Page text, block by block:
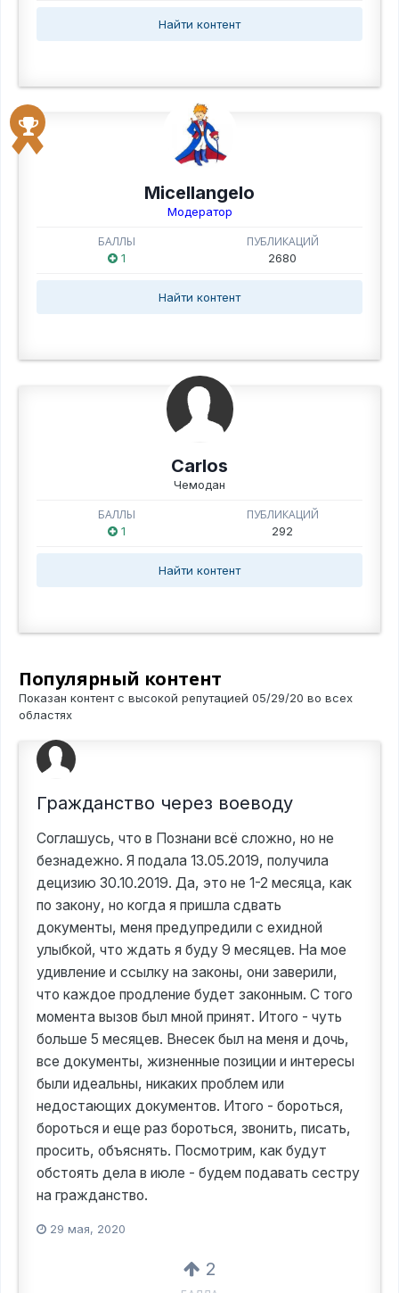
Найти контент
Micellangelo
Модератор
БАЛЛЫ
1
ПУБЛИКАЦИЙ
2680
Найти контент
Carlos
Чемодан
БАЛЛЫ
1
ПУБЛИКАЦИЙ
292
Найти контент
Популярный контент
Показан контент с высокой репутацией 05/29/20 во всех
областях
Гражданство через воеводу
Соглашусь, что в Познани всё сложно, но не
безнадежно. Я подала 13.05.2019, получила
децизию 30.10.2019. Да, это не 1-2 месяца, как
по закону, но когда я пришла сдвать
документы, меня предупредили с ехидной
улыбкой, что ждать я буду 9 месяцев. На мое
удивление и ссылку на законы, они заверили,
что каждое продление будет законным. С того
момента вызов был мной принят. Итого - чуть
больше 5 месяцев. Внесек был на меня и дочь,
все документы, жизненные позиции и интересы
были идеальны, никаких проблем или
недостающих документов. Итого - бороться,
бороться и еще раз бороться, звонить, писать,
просить, объяснять. Посмотрим, как будут
обстоять дела в июле - будем подавать сестру
на гражданство.
29 мая, 2020
2